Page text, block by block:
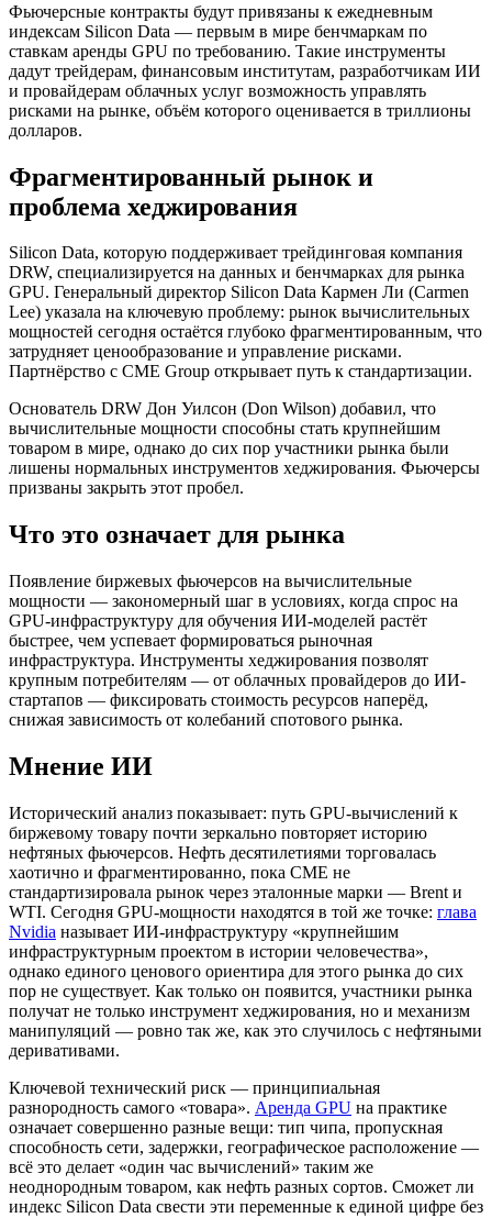
Фьючерсные контракты будут привязаны к ежедневным
индексам Silicon Data — первым в мире бенчмаркам по
ставкам аренды GPU по требованию. Такие инструменты
дадут трейдерам, финансовым институтам, разработчикам ИИ
и провайдерам облачных услуг возможность управлять
рисками на рынке, объём которого оценивается в триллионы
долларов.
Фрагментированный рынок и
проблема хеджирования
Silicon Data, которую поддерживает трейдинговая компания
DRW, специализируется на данных и бенчмарках для рынка
GPU. Генеральный директор Silicon Data Кармен Ли (Carmen
Lee) указала на ключевую проблему: рынок вычислительных
мощностей сегодня остаётся глубоко фрагментированным, что
затрудняет ценообразование и управление рисками.
Партнёрство с CME Group открывает путь к стандартизации.
Основатель DRW Дон Уилсон (Don Wilson) добавил, что
вычислительные мощности способны стать крупнейшим
товаром в мире, однако до сих пор участники рынка были
лишены нормальных инструментов хеджирования. Фьючерсы
призваны закрыть этот пробел.
Что это означает для рынка
Появление биржевых фьючерсов на вычислительные
мощности — закономерный шаг в условиях, когда спрос на
GPU-инфраструктуру для обучения ИИ-моделей растёт
быстрее, чем успевает формироваться рыночная
инфраструктура. Инструменты хеджирования позволят
крупным потребителям — от облачных провайдеров до ИИ-
стартапов — фиксировать стоимость ресурсов наперёд,
снижая зависимость от колебаний спотового рынка.
Мнение ИИ
Исторический анализ показывает: путь GPU-вычислений к
биржевому товару почти зеркально повторяет историю
нефтяных фьючерсов. Нефть десятилетиями торговалась
хаотично и фрагментированно, пока CME не
стандартизировала рынок через эталонные марки — Brent и
WTI. Сегодня GPU-мощности находятся в той же точке: глава
Nvidia называет ИИ-инфраструктуру «крупнейшим
инфраструктурным проектом в истории человечества»,
однако единого ценового ориентира для этого рынка до сих
пор не существует. Как только он появится, участники рынка
получат не только инструмент хеджирования, но и механизм
манипуляций — ровно так же, как это случилось с нефтяными
деривативами.
Ключевой технический риск — принципиальная
разнородность самого «товара». Аренда GPU на практике
означает совершенно разные вещи: тип чипа, пропускная
способность сети, задержки, географическое расположение —
всё это делает «один час вычислений» таким же
неоднородным товаром, как нефть разных сортов. Сможет ли
индекс Silicon Data свести эти переменные к единой цифре без